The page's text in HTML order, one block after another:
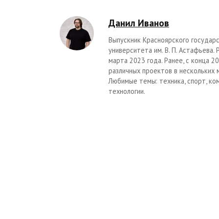
Данил Иванов
Выпускник Красноярского
университета им. В. П.
марта 2023 года. Ранее, с конца
различных проектов в нескольких
Любимые темы: техника, спорт,
технологии.